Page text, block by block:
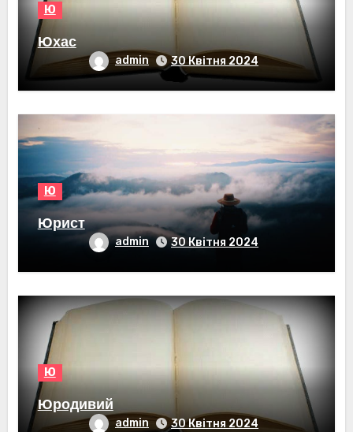
Ю
Юхас
admin 30 Квітня 2024
Ю
Юрист
admin 30 Квітня 2024
Ю
Юродивий
admin 30 Квітня 2024